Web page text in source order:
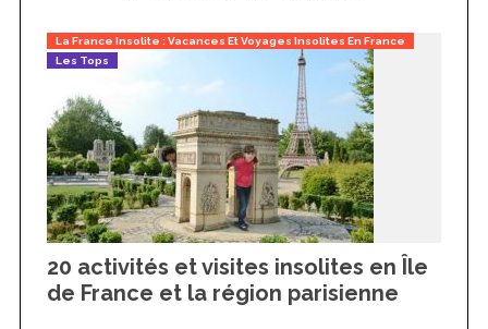
La France Insolite : Vacances Et Voyages Insolites En France
Les Tops
20 activités et visites insolites en Île
de France et la région parisienne